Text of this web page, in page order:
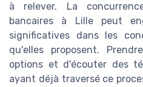
à relever. La
bancaires à Lille peut
significatives dans les
qu'elles proposent.
options et d'écouter des
ayant déjà traversé ce